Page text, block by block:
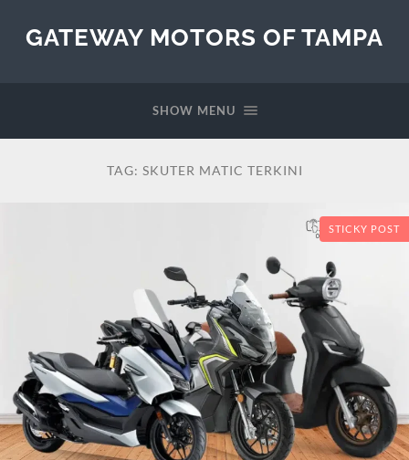
GATEWAY MOTORS OF TAMPA
SHOW MENU
TAG: SKUTER MATIC TERKINI
STICKY POST